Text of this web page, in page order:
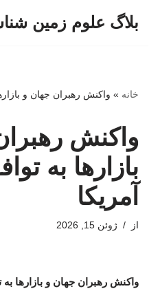
بلاگ علوم زمین
خانه » واکنش رهبران جهان و
واکنش
بازارها به
آمریکا
از ژوئن 15, 2026
واکنش رهبران جهان و بازارها به